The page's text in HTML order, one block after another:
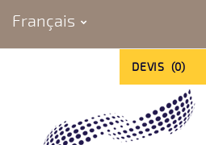
Français
DEVIS (0)